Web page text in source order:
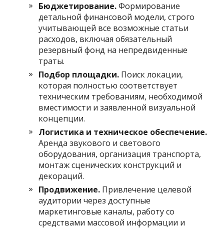
Бюджетирование.Формирование
детальной финансовой модели, строго
учитывающей все возможные статьи
расходов, включая обязательный
резервный фонд на непредвиденные
траты.
Подбор площадки. Поиск локации,
которая полностью соответствует
техническим требованиям, необходимой
вместимости и заявленной визуальной
концепции.
Логистика и техническое обеспечение.
Аренда звукового и светового
оборудования, организация транспорта,
монтаж сценических конструкций и
декораций.
Продвижение. Привлечение целевой
аудитории через доступные
маркетинговые каналы, работу со
средствами массовой информации и